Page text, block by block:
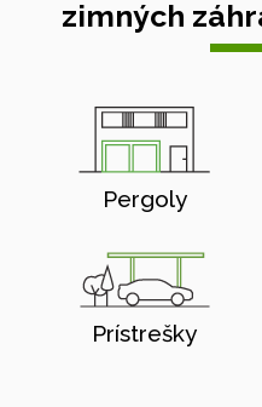
zimných
Pergoly
Prístrešky